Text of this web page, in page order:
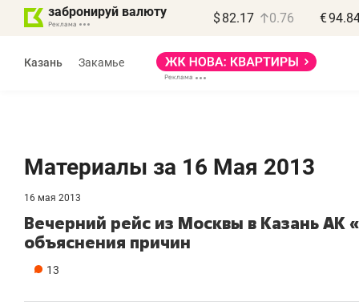
забронируй валюту $ 82.17 0.76 €
Казань Закамье
Материалы за 16 Мая 2013
16 мая 2013
Вечерний рейс из Москвы в Казань АК
объяснения причин
13
МАРТ